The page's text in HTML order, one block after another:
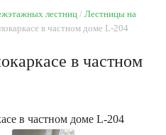
лестниц
Лестницы на
в частном доме L-204
в частном